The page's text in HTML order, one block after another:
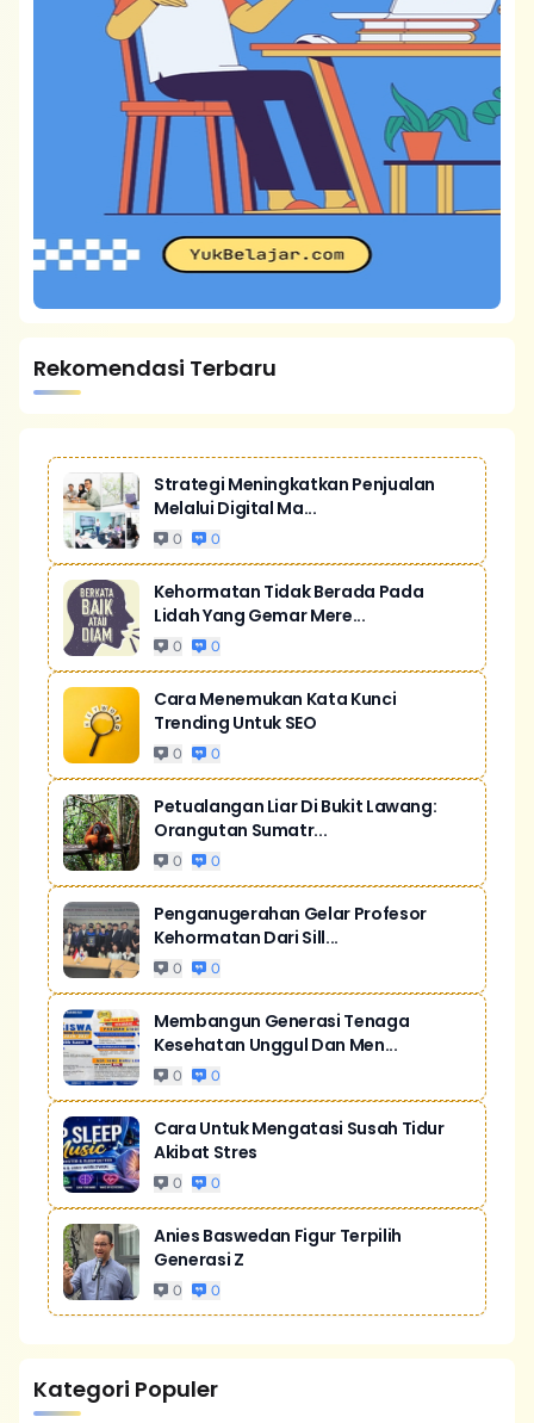
Rekomendasi Terbaru
Strategi Meningkatkan Penjualan
Melalui Digital Ma...
0 0
Kehormatan Tidak Berada Pada
Lidah Yang Gemar Mere...
0 0
Cara Menemukan Kata Kunci
Trending Untuk SEO
0 0
Petualangan Liar Di Bukit Lawang:
Orangutan Sumatr...
0 0
Penganugerahan Gelar Profesor
Kehormatan Dari Sill...
0 0
Membangun Generasi Tenaga
Kesehatan Unggul Dan Men...
0 0
Cara Untuk Mengatasi Susah Tidur
Akibat Stres
0 0
Anies Baswedan Figur Terpilih
Generasi Z
0 0
Kategori Populer